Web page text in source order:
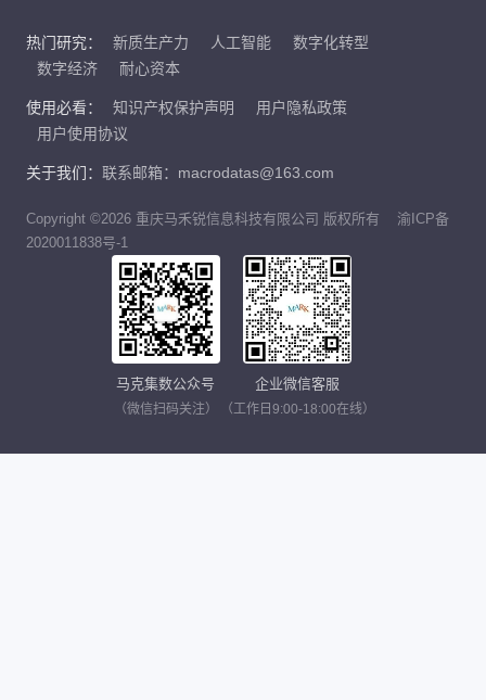
热门研究： 新质生产力 人工智能
数字化转型
数字经济
耐心资本
使用必看： 知识产权保护声明
用户隐私政策
用户使用协议
关于我们： 联系邮箱：macrodatas@163.com
Copyright ©2026 重庆马禾锐信息科技有限公司 版权所有
渝ICP备
2020011838号-1
马克集数公众号
（微信扫码关注）
企业微信客服
（工作日9:00-18:00在线）